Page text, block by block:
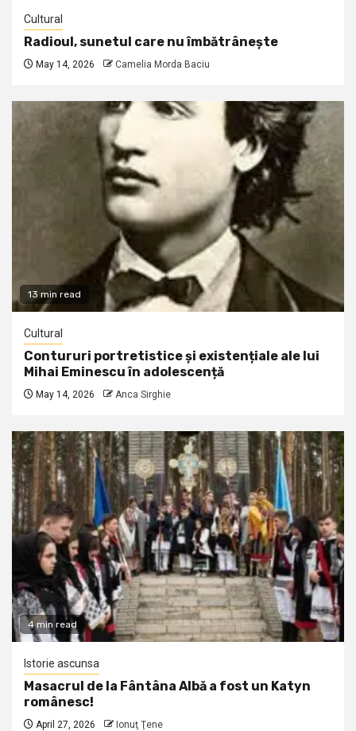
Cultural
Radioul, sunetul care nu îmbătrânește
May 14, 2026 Camelia Morda Baciu
13 min read
Cultural
Contururi portretistice și existențiale ale lui
Mihai Eminescu în adolescență
May 14, 2026 Anca Sirghie
4 min read
Istorie ascunsa
Masacrul de la Fântâna Albă a fost un Katyn
românesc!
April 27, 2026 Ionuţ Ţene